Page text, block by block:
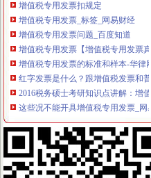
增值税专用发票_标签_网易财经
增值税专用发票问题_百度知道
增值税专用发票【增值税专用发票
增值税专用发票的标准和样本-华律
红字发票是什么？跟增值税发票和
2016税务硕士考研知识点讲解：增
这些况不能开具增值税专用发票_网
开增值税专用发票注意事项
税务部门回应：开增值税专用发票
增值税专用发票查询方法_搜狐财经_
非法出售增值税专用发票罪-搜百科
万翔商城—厦门翔业集团旗下商城国